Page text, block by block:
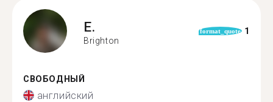
E.
Brighton
format_quote 1
СВОБОДНЫЙ
английский